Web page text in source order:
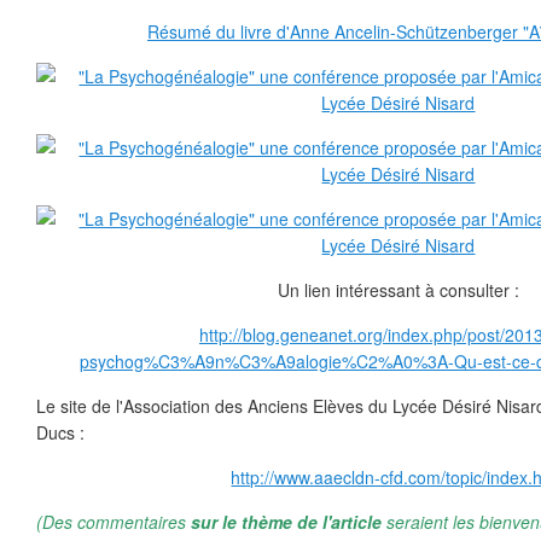
Résumé du livre d'Anne Ancelin-Schützenberger
Un lien intéressant à consulter :
http://blog.geneanet.org/index.php/post/
psychog%C3%A9n%C3%A9alogie%C2%A0%3A-Qu-est-
Le site de l'Association des Anciens Elèves du Lycée Désiré
Ducs :
http://www.aaecldn-cfd.com/topic/
(Des commentaires sur le thème de l'article seraient les